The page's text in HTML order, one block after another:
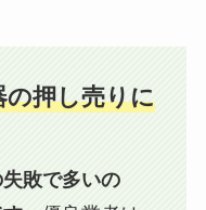
の押し売りに
敗で多いの